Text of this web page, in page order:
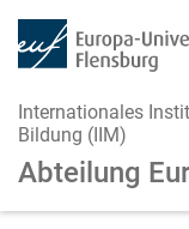
Internationales
Bildung (IIM)
Abteilung